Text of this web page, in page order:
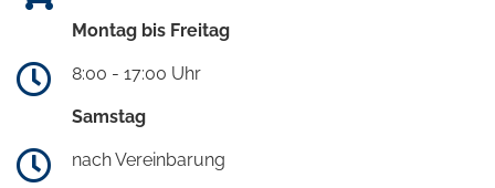
Montag bis Freitag
8:00 - 17:00 Uhr
Samstag
nach Vereinbarung